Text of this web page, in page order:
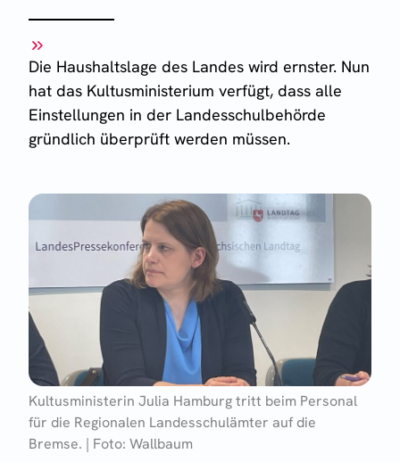
Die Haushaltslage des Landes wird ernster. Nun
hat das Kultusministerium verfügt, dass alle
Einstellungen in der Landesschulbehörde
gründlich überprüft werden müssen.
Kultusministerin Julia Hamburg tritt beim Personal
für die Regionalen Landesschulämter auf die
Bremse. | Foto: Wallbaum